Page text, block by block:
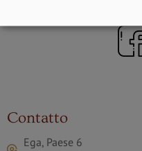
Contatto
Ega, Paese 6